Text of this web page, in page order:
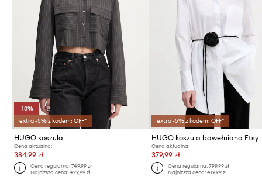
-10%
extra -5% z kodem: OFF*
HUGO koszula
Cena aktualna:
384,99 zł
Cena regularna:749,99 zł
Najniższa cena:429,99 zł
extra -5% z kodem: OFF*
HUGO koszula bawełniana Etsy
Cena aktualna:
379,99 zł
Cena regularna: 799,99 zł
Najniższa cena: 419,99 zł